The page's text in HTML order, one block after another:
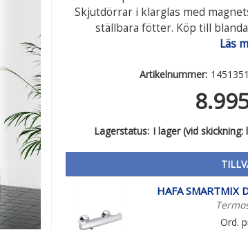
Skjutdörrar i klarglas med
ställbara fötter. Köp till
Läs
Artikelnummer:
Lagerstatus: I lager (vid
HAFA SMARTMIX
Ord.